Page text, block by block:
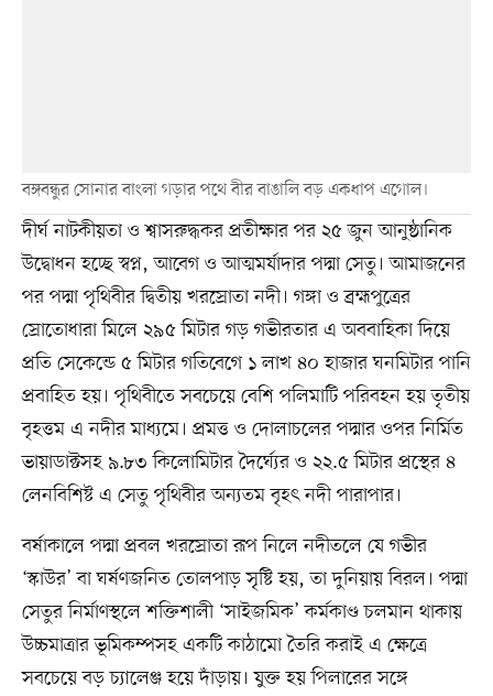
বঙ্গবন্ধুর সোনার বাংলা গড়ার পথে বীর বাঙালি বড় একধাপ এগোল।
দীর্ঘ নাটকীয়তা ও শ্বাসরুদ্ধকর প্রতীক্ষার পর ২৫ জুন আনুষ্ঠানিক
উদ্বোধন হচ্ছে স্বপ্ন, আবেগ ও আত্মমর্যাদার পদ্মা সেতু। আমাজনের
পর পদ্মা পৃথিবীর দ্বিতীয় খরস্রোতা নদী। গঙ্গা ও ব্রহ্মপুত্রের
স্রোতোধারা মিলে ২৯৫ মিটার গড় গভীরতার এ অববাহিকা দিয়ে
প্রতি সেকেন্ডে ৫ মিটার গতিবেগে ১ লাখ ৪০ হাজার ঘনমিটার পানি
প্রবাহিত হয়। পৃথিবীতে সবচেয়ে বেশি পলিমাটি পরিবহন হয় তৃতীয়
বৃহত্তম এ নদীর মাধ্যমে। প্রমত্ত ও দোলাচলের পদ্মার ওপর নির্মিত
ভায়াডাক্টসহ ৯.৮৩ কিলোমিটার দৈর্ঘ্যের ও ২২.৫ মিটার প্রস্থের ৪
লেনবিশিষ্ট এ সেতু পৃথিবীর অন্যতম বৃহৎ নদী পারাপার।
বর্ষাকালে পদ্মা প্রবল খরস্রোতা রূপ নিলে নদীতলে যে গভীর
‘স্কাউর’ বা ঘর্ষণজনিত তোলপাড় সৃষ্টি হয়, তা দুনিয়ায় বিরল। পদ্মা
সেতুর নির্মাণস্থলে শক্তিশালী ‘সাইজমিক’ কর্মকাণ্ড চলমান থাকায়
উচ্চমাত্রার ভূমিকম্পসহ একটি কাঠামো তৈরি করাই এ ক্ষেত্রে
সবচেয়ে বড় চ্যালেঞ্জ হয়ে দাঁড়ায়। যুক্ত হয় পিলারের সঙ্গে